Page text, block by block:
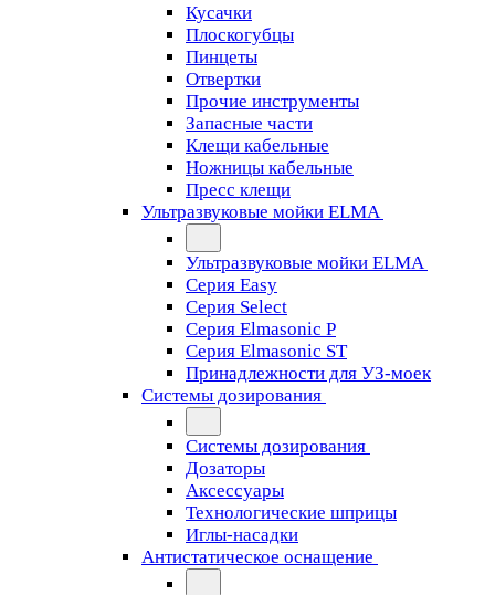
Кусачки
Плоскогубцы
Пинцеты
Отвертки
Прочие инструменты
Запасные части
Клещи кабельные
Ножницы кабельные
Пресс клещи
Ультразвуковые мойки ELMA
Ультразвуковые мойки ELMA
Серия Easy
Серия Select
Серия Elmasonic P
Серия Elmasonic ST
Принадлежности для УЗ-моек
Системы дозирования
Системы дозирования
Дозаторы
Аксессуары
Технологические шприцы
Иглы-насадки
Антистатическое оснащение